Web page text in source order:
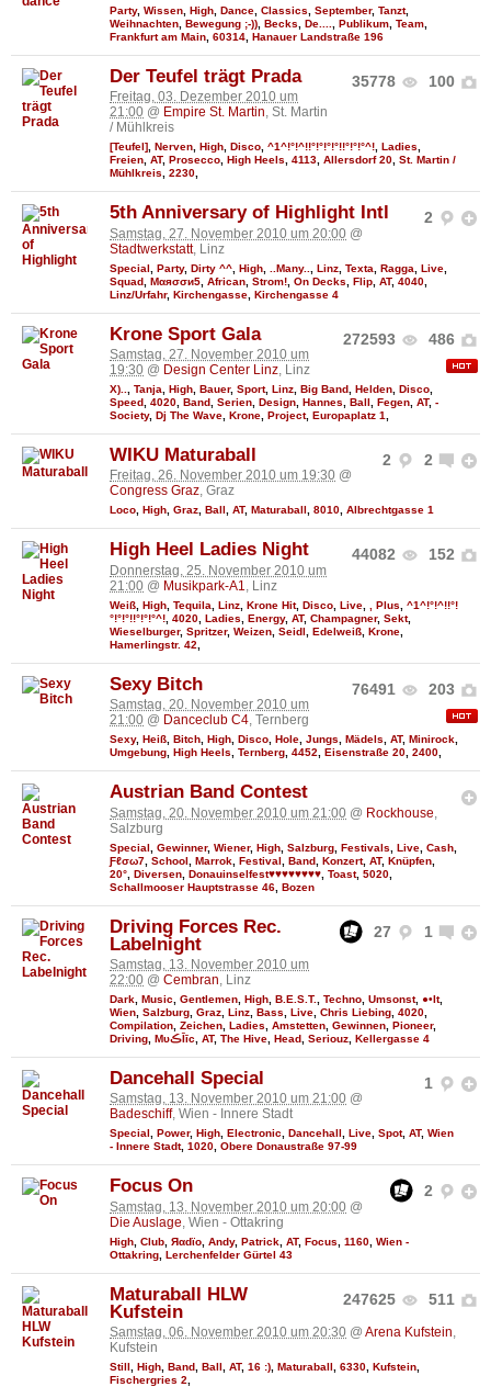
Party, Wissen High Dance Classics September, Tanzt,
Weihnachten Bewegung ;-)) Becks De.... Publikum Team
Frankfurt am Main 60314 Hanauer Landstraße 196
35778 100
Der Teufel trägt Prada
Freitag, 03. Dezember 2010 um
21:00 @ Empire St. Martin, St. Martin
/ Mühlkreis
[Teufel], Nerven, High, Disco, ^1^!°!^!!°!°!°!°!!°!°!°^!, Ladies,
Freien, AT, Prosecco, High Heels, 4113, Allersdorf 20, St. Martin /
Mühlkreis, 2230,
2
5th Anniversary of Highlight Intl
Samstag, 27. November 2010 um 20:00 @
Stadtwerkstatt, Linz
Special Party, Dirty ^^ High ..Many.. Linz Texta Ragga Live
Squad Мαяσσи5 African Strom! On Decks Flip AT, 4040
Linz/Urfahr, Kirchengasse Kirchengasse 4
272593 486
Krone Sport Gala
Samstag, 27. November 2010 um
19:30 @ Design Center Linz, Linz
X).. Tanja High Bauer, Sport, Linz Big Band Helden Disco
Speed 4020 Band Serien Design Hannes Ball Fegen AT, -
Society, Dj The Wave Krone Project, Europaplatz 1
2 2
WIKU Maturaball
Freitag, 26. November 2010 um 19:30 @
Congress Graz, Graz
Loco, High, Graz, Ball , AT, Maturaball , 8010, Albrechtgasse 1
44082 152
High Heel Ladies Night
Donnerstag, 25. November 2010 um
21:00 @ Musikpark-A1, Linz
Weiß High Tequila Linz Krone Hit, Disco Live , Plus
^1^!°!^!!°!
°!°!°!!°!°!°^! 4020 Ladies Energy, AT, Champagner, Sekt,
Wieselburger, Spritzer, Weizen Seidl Edelweiß Krone
Hamerlingstr. 42
76491 203
Sexy Bitch
Samstag, 20. November 2010 um
21:00 @ Danceclub C4, Ternberg
Sexy, Heiß, Bitch, High, Disco, Hole, Jungs, Mädels, AT, Minirock,
Umgebung, High Heels, Ternberg, 4452, Eisenstraße 20, 2400,
Austrian Band Contest
Samstag, 20. November 2010 um 21:00 @ Rockhouse
Salzburg
Special Gewinner, Wiener, High Salzburg Festivals Live Cash
Ƒℓσω7 School Marrok Festival Band Konzert, AT, Knüpfen
20° Diversen Donauinselfest♥♥♥♥♥♥♥♥ Toast, 5020
Schallmooser Hauptstrasse 46 Bozen
27 1
Driving Forces Rec.
Labelnight
Samstag, 13. November 2010 um
22:00 @ Cembran, Linz
Dark Music Gentlemen High B.E.S.T. Techno Umsonst, ●•It,
Wien Salzburg Graz Linz Bass Live Chris Liebing 4020
Compilation Zeichen Ladies Amstetten Gewinnen Pioneer,
Driving
MυڪĪīc AT, The Hive Head Seriouz Kellergasse 4
1
Dancehall Special
Samstag, 13. November 2010 um 21:00 @
Badeschiff, Wien - Innere Stadt
Special, Power, High, Electronic, Dancehall, Live, Spot, AT, Wien
- Innere Stadt, 1020, Obere Donaustraße 97-99
2
Focus On
Samstag, 13. November 2010 um 20:00 @
Die Auslage , Wien - Ottakring
High Club Яαdϊo Andy, Patrick AT, Focus 1160 Wien -
Ottakring Lerchenfelder Gürtel 43
247625 511
Maturaball HLW
Kufstein
Samstag, 06. November 2010 um 20:30 @ Arena Kufstein,
Kufstein
Still High Band Ball AT, 16 :) Maturaball 6330 Kufstein
Fischergries 2